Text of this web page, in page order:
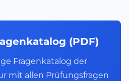
(PDF)
Fragenkatalog der
mit allen Prüfungsfragen